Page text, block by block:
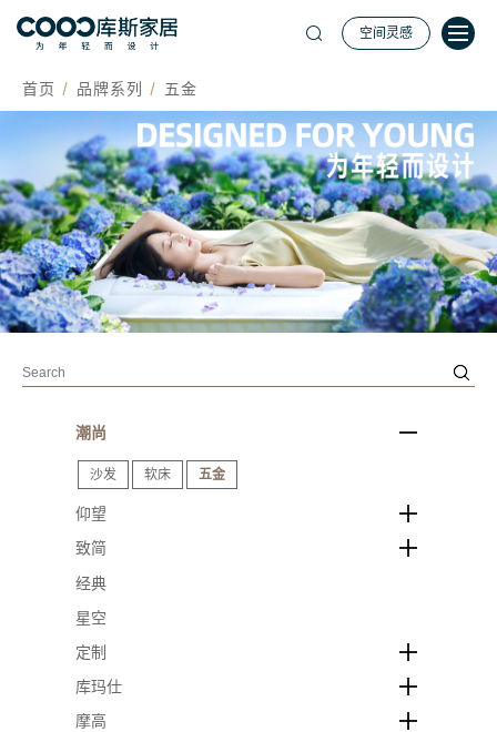
空间灵感
首页 品牌系列 五金
潮尚
沙发 软床 五金
仰望
致简
经典
星空
定制
库玛仕
摩高